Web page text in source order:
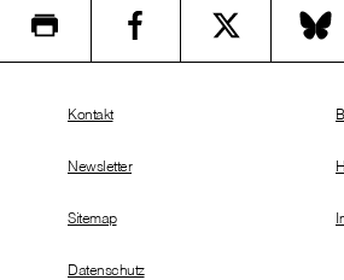
Kontakt
Newsletter
Sitemap
Datenschutz